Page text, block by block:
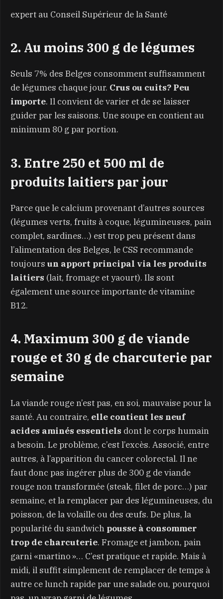
expert au Conseil Supérieur de la Santé
2. Au moins 300 g de légumes
Seuls 7% des Belges consomment suffisamment
de légumes chaque jour. Crus ou cuits? Peu
importe. Il convient de varier et de se laisser
guider par les saisons. Une soupe en contient au
minimum 80 g par portion.
3. Entre 250 et 500 ml de
produits laitiers par jour
Parce que le calcium provenant d’autres sources
(légumes verts, fruits à coque, légumineuses, pain
complet, sardines…) est trop peu présent dans
l’alimentation des Belges, le CSS recommande
toujours un apport principal via les produits
laitiers (lait, fromage et yaourt). Ils sont
également une source importante de vitamine
B12.
4. Maximum 300 g de viande
rouge et 30 g de charcuterie par
semaine
La viande rouge n’est pas, en soi, mauvaise pour la
santé. Au contraire, elle contient les neuf
acides aminés essentiels dont le corps humain
a besoin. Le problème, c’est l’excès. Associé, entre
autres, à l’apparition du cancer colorectal. Il ne
faut donc pas ingérer plus de 300 g de viande
rouge non transformée (steak, filet de porc…) par
semaine, et la remplacer par des légumineuses, du
poisson, de la volaille ou des œufs. De plus, la
popularité du sandwich pousse à consommer
trop de charcuterie. Fromage et jambon, pain
garni «martino »… C’est pratique et rapide. Mais à
midi, il suffit simplement de remplacer de temps à
autre ce lunch rapide par une salade ou, pourquoi